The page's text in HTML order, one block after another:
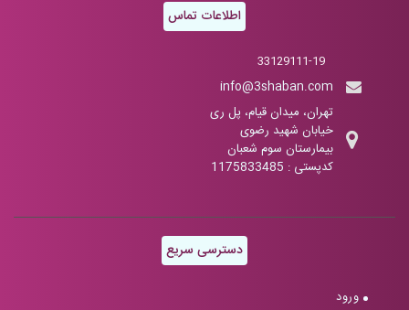
اطلاعات تماس
33129111-19
info@3shaban.com
تهران، میدان قیام، پل ری
خیابان شهید رضوی
بیمارستان سوم شعبان
کدپستی : 1175833485
دسترسی سریع
ورود